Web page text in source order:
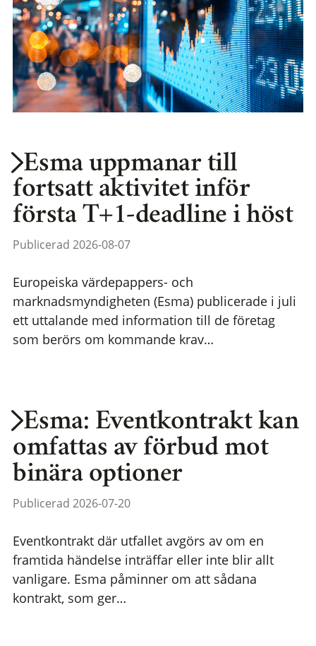
Esma uppmanar till
fortsatt aktivitet inför
första T+1-deadline i höst
Publicerad 2026-08-07
Europeiska värdepappers- och
marknadsmyndigheten (Esma) publicerade i juli
ett uttalande med information till de företag
som berörs om kommande krav…
Esma: Eventkontrakt kan
omfattas av förbud mot
binära optioner
Publicerad 2026-07-20
Eventkontrakt där utfallet avgörs av om en
framtida händelse inträffar eller inte blir allt
vanligare. Esma påminner om att sådana
kontrakt, som ger…